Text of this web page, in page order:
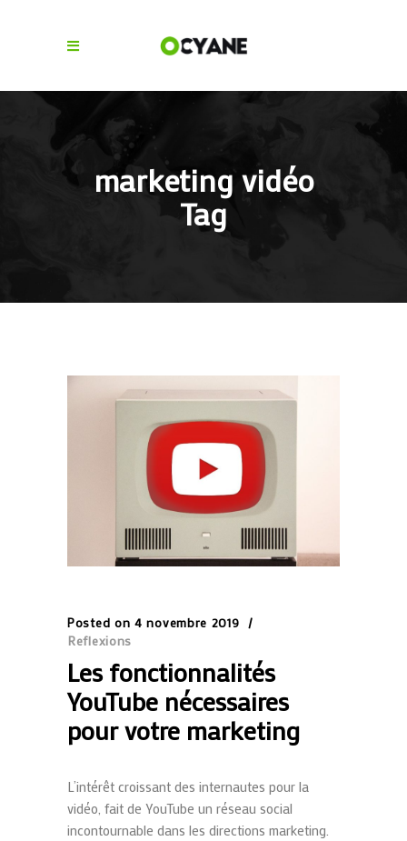
marketing vidéo
Tag
Posted on 4 novembre 2019
Reflexions
Les fonctionnalités
YouTube nécessaires
pour votre marketing
L’intérêt croissant des internautes pour la
vidéo, fait de YouTube un réseau social
incontournable dans les directions marketing.